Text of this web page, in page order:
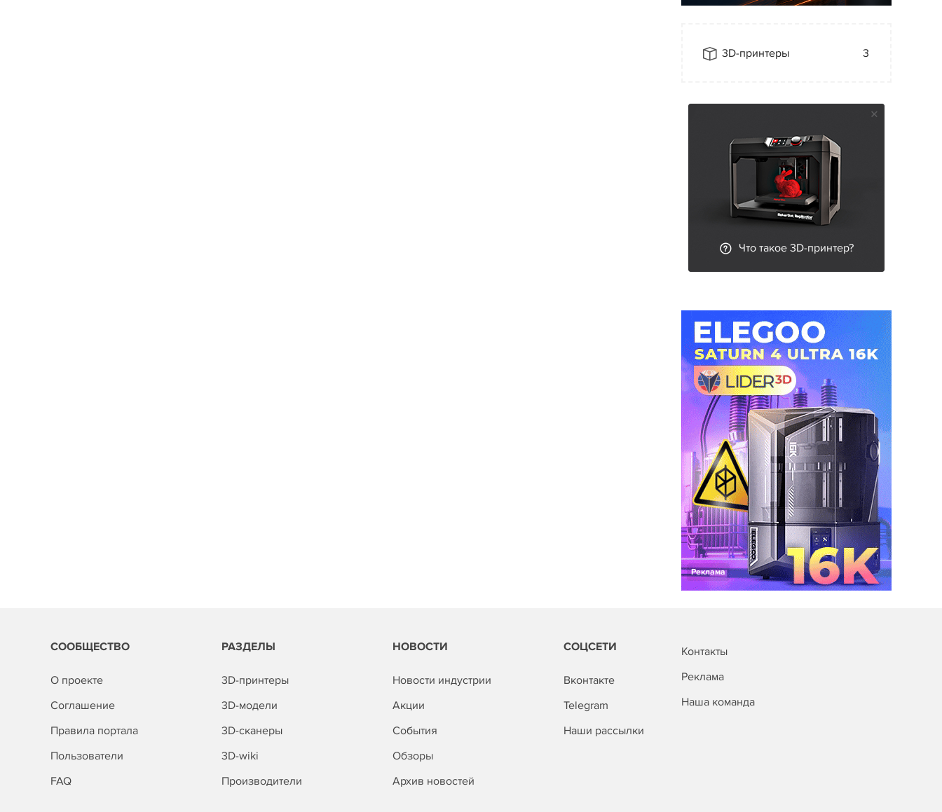
3D-принтеры 3
Что такое 3D-принтер?
Реклама
СООБЩЕСТВО
О проекте
Соглашение
Правила портала
Пользователи
FAQ
РАЗДЕЛЫ
3D-принтеры
3D-модели
3D-сканеры
3D-wiki
Производители
НОВОСТИ
Новости индустрии
Акции
События
Обзоры
Архив новостей
СОЦСЕТИ
Вконтакте
Telegram
Наши рассылки
Контакты
Реклама
Наша команда